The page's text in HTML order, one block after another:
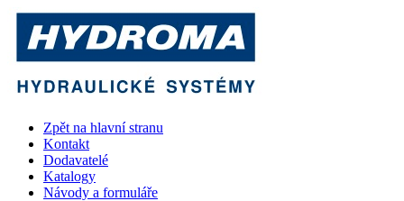
Zpět na hlavní stranu
Kontakt
Dodavatelé
Katalogy
Návody a formuláře